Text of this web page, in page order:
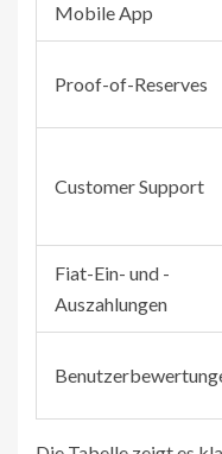
Mobile App
Proof-of-Reserves
Customer Support
Fiat-Ein- und -
Auszahlungen